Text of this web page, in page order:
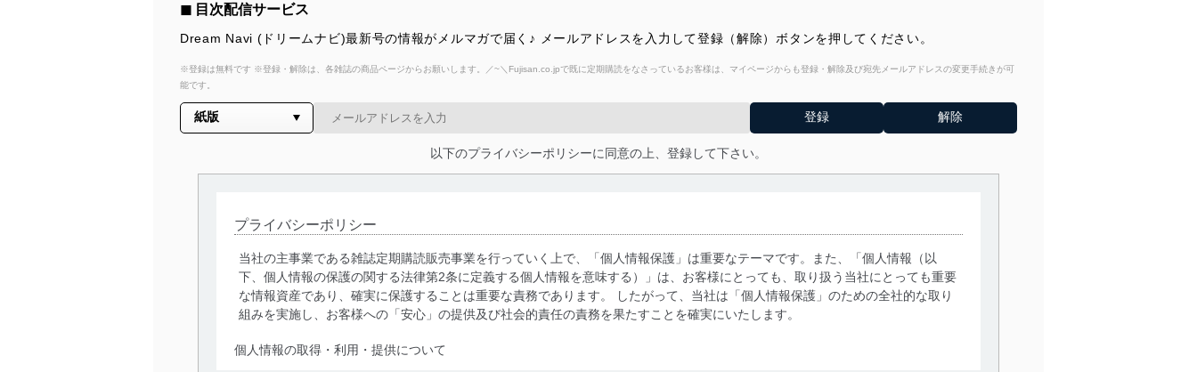
◼︎ 目次配信サービス
Dream Navi (ドリームナビ)最新号の情報がメルマガで届く♪ メールアドレスを入力して登録（解除）ボタンを押してください。
※登録は無料です ※登録・解除は、各雑誌の商品ページからお願いします。／~＼Fujisan.co.jpで既に定期購読をなさっているお客様は、マイページからも登録・解除及び宛先メールアドレスの変更手続きが可
能です。
以下のプライバシーポリシーに同意の上、登録して下さい。
プライバシーポリシー
当社の主事業である雑誌定期購読販売事業を行っていく上で、「個人情報保護」は重要なテーマです。また、「個人情報（以
下、個人情報の保護の関する法律第2条に定義する個人情報を意味する）」は、お客様にとっても、取り扱う当社にとっても重要
な情報資産であり、確実に保護することは重要な責務であります。 したがって、当社は「個人情報保護」のための全社的な取り
組みを実施し、お客様への「安心」の提供及び社会的責任の責務を果たすことを確実にいたします。
個人情報の取得・利用・提供について